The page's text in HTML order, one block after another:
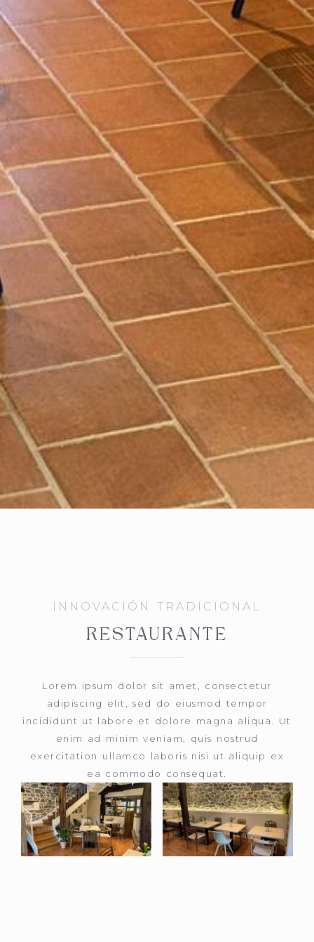
INNOVACIÓN TRADICIONAL
RESTAURANTE
Lorem ipsum dolor sit amet, consectetur
adipiscing elit, sed do eiusmod tempor
incididunt ut labore et dolore magna aliqua. Ut
enim ad minim veniam, quis nostrud
exercitation ullamco laboris nisi ut aliquip ex
ea commodo consequat.